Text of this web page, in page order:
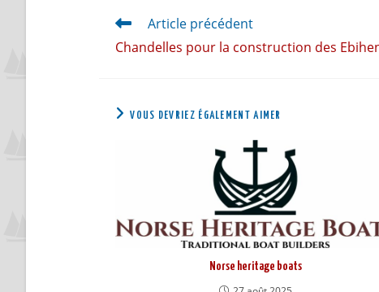
Article précédent
Chandelles pour la construction des
VOUS DEVRIEZ ÉGALEMENT AIMER
Norse heritage boats